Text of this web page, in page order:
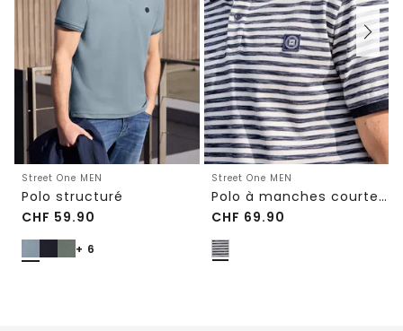
Street One MEN
Polo structuré
CHF 59.90
+ 6
Street One MEN
Polo à manches courtes en structure piquée
CHF 69.90